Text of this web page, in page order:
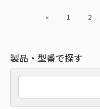
« 1 2
製品・型番で探す